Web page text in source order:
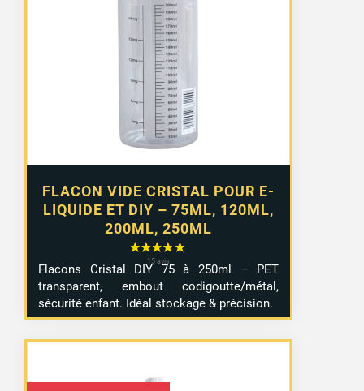
FLACON VIDE CRISTAL POUR E-
LIQUIDE ET DIY – 75ML, 120ML,
200ML, 250ML
prix :
2,99 €
à
4,99 €
Flacons Cristal DIY 75 à 250ml – PET
transparent, embout codigoutte/métal,
sécurité enfant. Idéal stockage & précision.